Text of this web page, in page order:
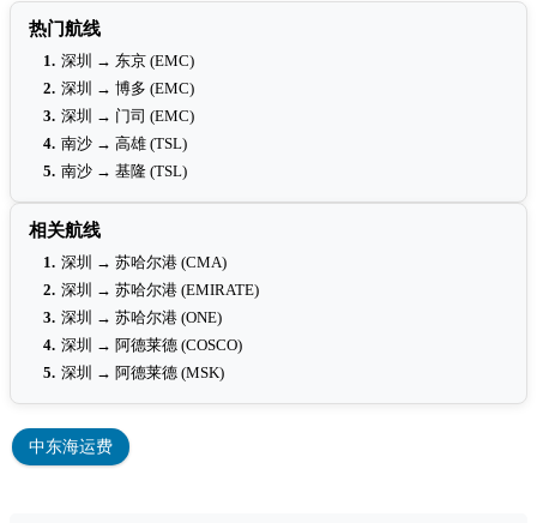
热门航线
1. 深圳 → 东京 (EMC)
2. 深圳 → 博多 (EMC)
3. 深圳 → 门司 (EMC)
4. 南沙 → 高雄 (TSL)
5. 南沙 → 基隆 (TSL)
相关航线
1. 深圳 → 苏哈尔港 (CMA)
2. 深圳 → 苏哈尔港 (EMIRATE)
3. 深圳 → 苏哈尔港 (ONE)
4. 深圳 → 阿德莱德 (COSCO)
5. 深圳 → 阿德莱德 (MSK)
中东海运费